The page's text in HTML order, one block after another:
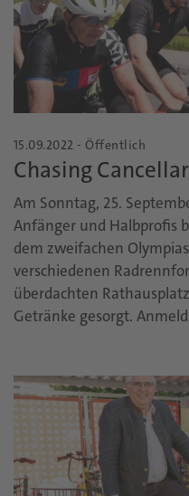
15.09.2022 - Öffentlich
Chasing
Am Sonntag, 25.
Anfänger und Halbprofis
dem zweifachen
verschiedenen
überdachten
Getränke gesorgt.